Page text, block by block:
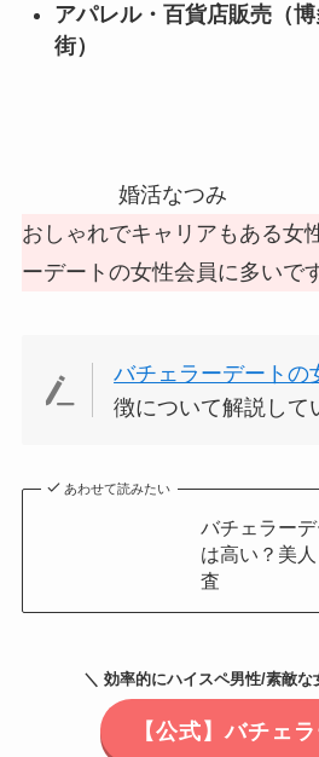
アパレル・百貨店販売（
街）
婚活なつみ
おしゃれでキャリアもある女
ーデートの女性会員に多いで
バチェラーデートの
徴について解説して
あわせて読みたい
バチェラー
は高い？美
査
＼ 効率的にハイスペ男性/素敵な
【公式】バチェ